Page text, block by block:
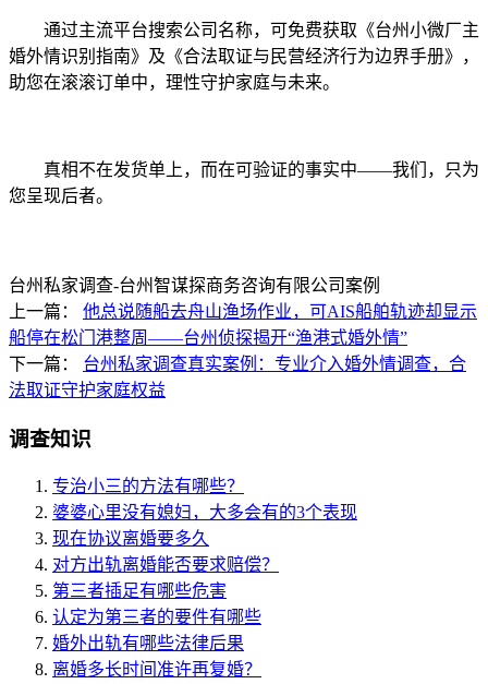
通过主流平台搜索公司名称，可免费获取《台州小微厂主
婚外情识别指南》及《合法取证与民营经济行为边界手册》，
助您在滚滚订单中，理性守护家庭与未来。
真相不在发货单上，而在可验证的事实中——我们，只为
您呈现后者。
台州私家调查-台州智谋探商务咨询有限公司案例
上一篇： 他总说随船去舟山渔场作业，可AIS船舶轨迹却显示
船停在松门港整周——台州侦探揭开“渔港式婚外情”
下一篇： 台州私家调查真实案例：专业介入婚外情调查，合
法取证守护家庭权益
调查知识
专治小三的方法有哪些？
婆婆心里没有媳妇，大多会有的3个表现
现在协议离婚要多久
对方出轨离婚能否要求赔偿？
第三者插足有哪些危害
认定为第三者的要件有哪些
婚外出轨有哪些法律后果
离婚多长时间准许再复婚？